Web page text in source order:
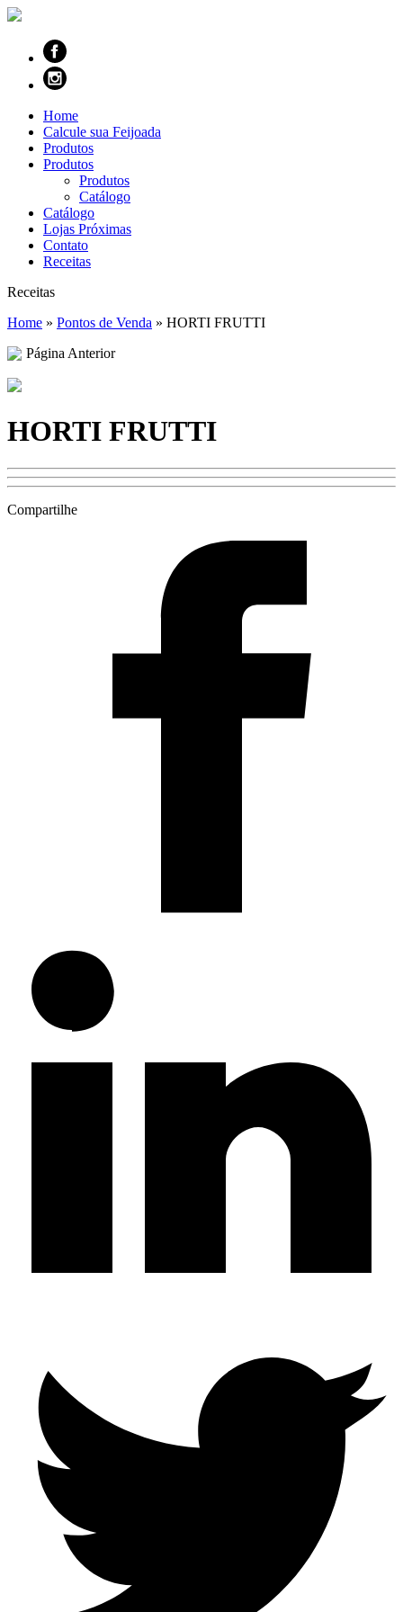
Home
Calcule sua Feijoada
Produtos
Produtos
Produtos
Catálogo
Catálogo
Lojas Próximas
Contato
Receitas
Receitas
Home » Pontos de Venda » HORTI FRUTTI
Página Anterior
HORTI FRUTTI
Compartilhe